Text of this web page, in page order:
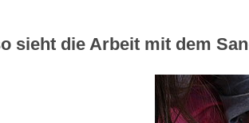
sieht die Arbeit mit dem